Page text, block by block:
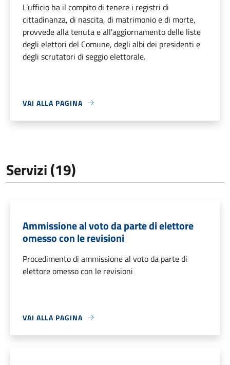
L’ufficio ha il compito di tenere i registri di
cittadinanza, di nascita, di matrimonio e di morte,
provvede alla tenuta e all'aggiornamento delle liste
degli elettori del Comune, degli albi dei presidenti e
degli scrutatori di seggio elettorale.
VAI ALLA PAGINA
Servizi (19)
Ammissione al voto da parte di elettore
omesso con le revisioni
Procedimento di ammissione al voto da parte di
elettore omesso con le revisioni
VAI ALLA PAGINA